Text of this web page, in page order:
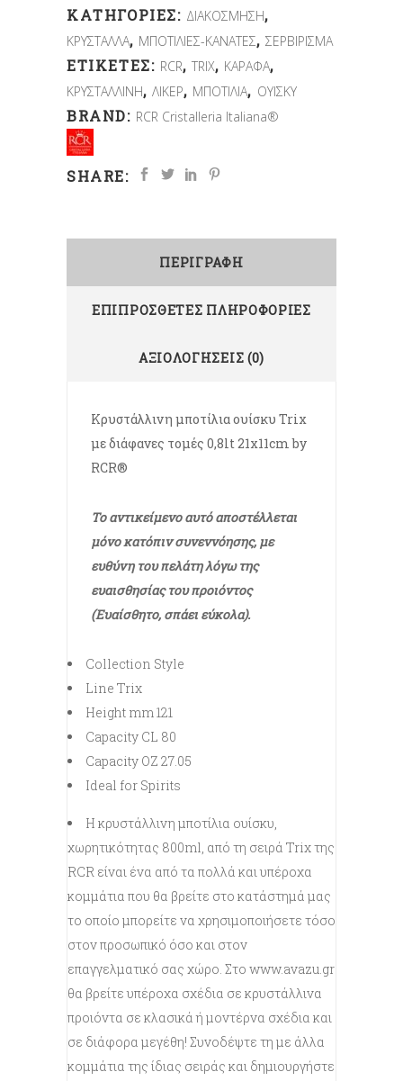
ΚΑΤΗΓΟΡΊΕΣ: ΔΙΑΚΟΣΜΗΣΗ,
ΚΡΥΣΤΑΛΛΑ, ΜΠΟΤΙΛΙΕΣ-ΚΑΝΑΤΕΣ,ΣΕΡΒΙΡΙΣΜΑ
ΕΤΙΚΈΤΕΣ: RCR,TRIX, ΚΑΡΑΦΑ,
ΚΡΥΣΤΑΛΛΙΝΗ,ΛΙΚΕΡ, ΜΠΟΤΙΛΙΑ, ΟΥΙΣΚΥ
BRAND: RCR Cristalleria Italiana®
SHARE:
ΠΕΡΙΓΡΑΦΉ
ΕΠΙΠΡΌΣΘΕΤΕΣ ΠΛΗΡΟΦΟΡΊΕΣ
ΑΞΙΟΛΟΓΉΣΕΙΣ (0)
Κρυστάλλινη μποτίλια ουίσκυ Trix
με διάφανες τομές 0,8lt 21x11cm by
RCR®
Το αντικείμενο αυτό αποστέλλεται
μόνο κατόπιν συνεννόησης, με
ευθύνη του πελάτη λόγω της
ευαισθησίας του προιόντος
(Ευαίσθητο, σπάει εύκολα).
Collection Style
Line Trix
Height mm 121
Capacity CL 80
Capacity OZ 27.05
Ideal for Spirits
Η κρυστάλλινη μποτίλια ουίσκυ,
χωρητικότητας 800ml, από τη σειρά Trix της
RCR είναι ένα από τα πολλά και υπέροχα
κομμάτια που θα βρείτε στο κατάστημά μας
το οποίο μπορείτε να χρησιμοποιήσετε τόσο
στον προσωπικό όσο και στον
επαγγελματικό σας χώρο. Στο www.avazu.gr
θα βρείτε υπέροχα σχέδια σε κρυστάλλινα
προιόντα σε κλασικά ή μοντέρνα σχέδια και
σε διάφορα μεγέθη! Συνοδέψτε τη με άλλα
κομμάτια της ίδιας σειράς και δημιουργήστε